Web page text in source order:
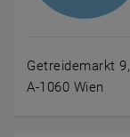
Getreidemarkt
A-1060 Wien